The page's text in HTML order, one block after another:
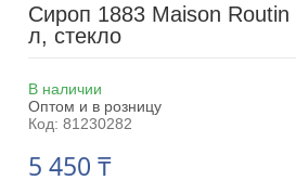
Сироп 1883 Maison
л, стекло
В наличии
Оптом и в розницу
Код: 81230282
5 450 ₸